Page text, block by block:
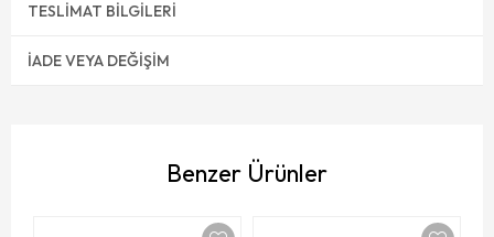
TESLIMAT BILGILERI
İADE VEYA DEĞIŞIM
Benzer Ürünler